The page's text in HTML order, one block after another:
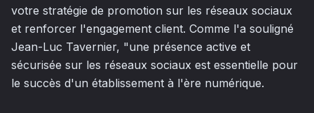
votre stratégie de promotion sur les réseaux sociaux
et renforcer l'engagement client. Comme l'a souligné
Jean-Luc Tavernier, "une présence active et
sécurisée sur les réseaux sociaux est essentielle pour
le succès d'un établissement à l'ère numérique.